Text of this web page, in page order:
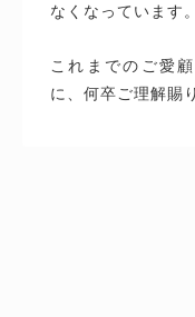
なくなっています。
これまでのご愛
に、何卒ご理解賜